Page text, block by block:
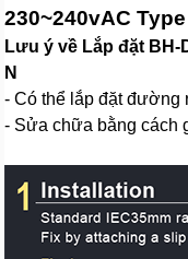
230~240vAC Type
Lưu ý về Lắp đặt BH-
N
- Có thể lắp đặt đường
- Sửa chữa bằng cách